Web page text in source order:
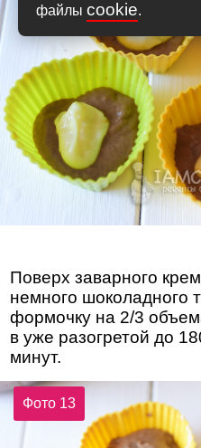
файлы cookie.
Поверх заварного
немного шоколадного
формочку на 2/3
в уже разогретой до
минут.
Фото 13